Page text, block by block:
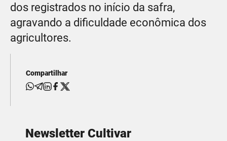
dos registrados no início da safra,
agravando a dificuldade econômica dos
agricultores.
Compartilhar
Newsletter Cultivar